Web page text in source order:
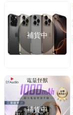
補貨中
補貨中